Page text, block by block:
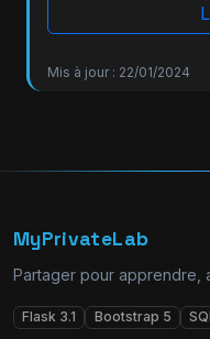
Mis à jour : 22/01/2024
MyPrivateLab
Partager pour apprendre,
Flask 3.1 Bootstrap 5